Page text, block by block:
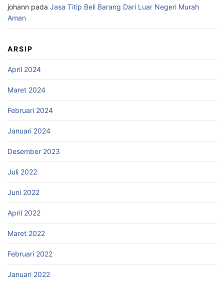
johann pada Jasa Titip Beli Barang Dari Luar Negeri Murah
Aman
ARSIP
April 2024
Maret 2024
Februari 2024
Januari 2024
Desember 2023
Juli 2022
Juni 2022
April 2022
Maret 2022
Februari 2022
Januari 2022